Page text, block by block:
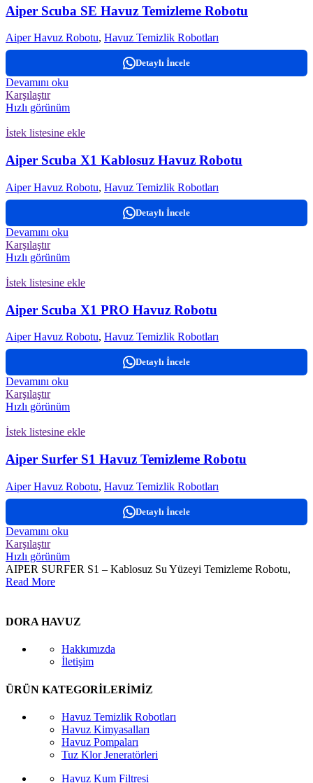
Aiper Scuba SE Havuz Temizleme Robotu
Aiper Havuz Robotu, Havuz Temizlik Robotları
Detaylı İncele
Devamını oku
Karşılaştır
Hızlı görünüm
İstek listesine ekle
Aiper Scuba X1 Kablosuz Havuz Robotu
Aiper Havuz Robotu, Havuz Temizlik Robotları
Detaylı İncele
Devamını oku
Karşılaştır
Hızlı görünüm
İstek listesine ekle
Aiper Scuba X1 PRO Havuz Robotu
Aiper Havuz Robotu, Havuz Temizlik Robotları
Detaylı İncele
Devamını oku
Karşılaştır
Hızlı görünüm
İstek listesine ekle
Aiper Surfer S1 Havuz Temizleme Robotu
Aiper Havuz Robotu, Havuz Temizlik Robotları
Detaylı İncele
Devamını oku
Karşılaştır
Hızlı görünüm
AIPER SURFER S1 – Kablosuz Su Yüzeyi Temizleme Robotu,
Read More
DORA HAVUZ
Hakkımızda
İletişim
ÜRÜN KATEGORİLERİMİZ
Havuz Temizlik Robotları
Havuz Kimyasalları
Havuz Pompaları
Tuz Klor Jeneratörleri
Havuz Kum Filtresi